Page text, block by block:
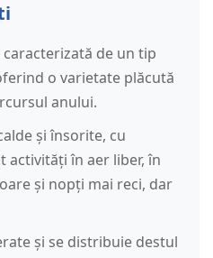
de un tip
o varietate plăcută
anului.
și însorite, cu
în aer liber, în
și nopți mai reci, dar
și se distribuie destul